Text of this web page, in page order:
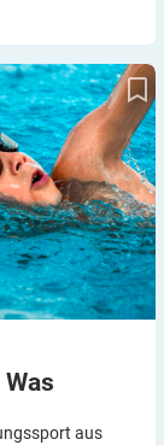
Eltern beachten?
aus